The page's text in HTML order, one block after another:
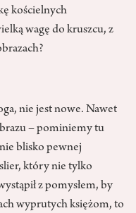
kościelnych
wagę do kruszcu, z
nie jest nowe. Nawet
– pominiemy tu
blisko pewnej
który nie tylko
z pomysłem, by
wyprutych księżom, to